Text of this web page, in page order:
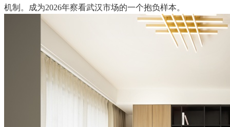
机制。成为2026年察看武汉市场的一个抱负样本。